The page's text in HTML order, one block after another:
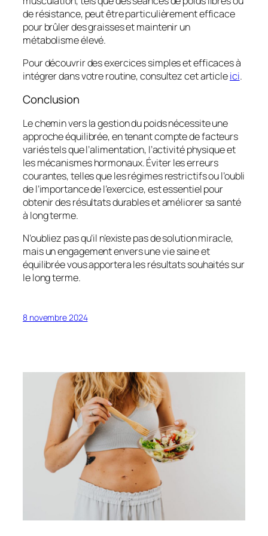
de résistance, peut être particulièrement efficace
pour brûler des graisses et maintenir un
métabolisme élevé.
Pour découvrir des exercices simples et efficaces à
intégrer dans votre routine, consultez cet articleici.
Conclusion
Le chemin vers la gestion du poids nécessite une
approche équilibrée, en tenant compte de facteurs
variés tels que l’alimentation, l’activité physique et
les mécanismes hormonaux. Éviter les erreurs
courantes, telles que les régimes restrictifs ou l’oubli
de l’importance de l’exercice, est essentiel pour
obtenir des résultats durables et améliorer sa santé
à long terme.
N’oubliez pas qu’il n’existe pas de solution miracle,
mais un engagement envers une vie saine et
équilibrée vous apportera les résultats souhaités sur
le long terme.
8 novembre 2024